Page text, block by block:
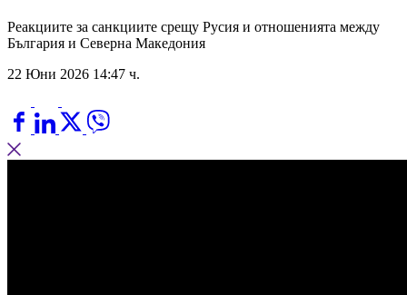
Реакциите за санкциите срещу Русия и отношенията между
България и Северна Македония
22 Юни 2026 14:47 ч.